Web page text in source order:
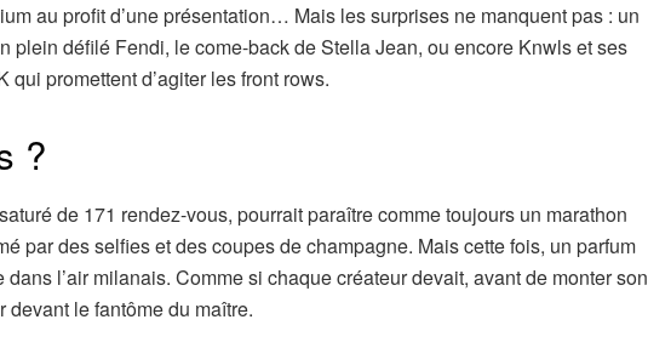
au profit d’une présentation… Mais les surprises ne manquent pas : un
plein défilé Fendi, le come-back de Stella Jean, ou encore Knwls et ses
qui promettent d’agiter les front rows.
?
de 171 rendez-vous, pourrait paraître comme toujours un marathon
par des selfies et des coupes de champagne. Mais cette fois, un parfum
dans l’air milanais. Comme si chaque créateur devait, avant de monter son
devant le fantôme du maître.